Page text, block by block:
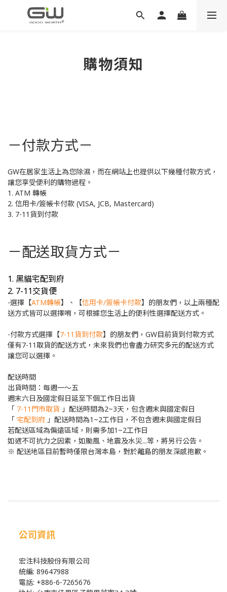
購物須知
－付款方式－
GW在居家生活上為您除濕，而在網站上也提供以下幾種付款方式，
讓您享受便利的購物過程。
1. ATM 轉帳
2. 信用卡/簽帳卡付款 (VISA, JCB, Mastercard)
3. 7-11貨到付款
－配送取貨方式－
1. 黑貓宅配到府
2. 7-11交貨便
-選擇【ATM轉帳】、【信用卡/簽帳卡付款】的朋友們，以上兩種配
送方式皆可以選擇唷，可根據您生活上的便利性選擇配送方式。
-付款方式選擇【7-11貨到付款】的朋友們，GW目前貨到付款方式
僅有7-11取貨的配送方式，未來我們也會盡力研究多元的配送方式
讓您可以選擇。
配送時間
出貨時間：每週一～五
週末六日及國定假日延至下個工作日出貨
「 7-11門市取貨 」配送時間為2~3天，包含週末與國定假日
「 宅配到府 」配送時間為1~2工作日，不包含週末與國定假日
若配送區域為偏遠區域，則需多加1~2工作日
如遇不可抗力之因素，如颱風、地震及水災...等，將另行公告。
※ 配送地區目前暫時僅限台灣本島，對於離島的朋友深感抱歉。
公司資訊
宏泩科技股份有限公司
統編: 89647988
電話: +886-6-7265676